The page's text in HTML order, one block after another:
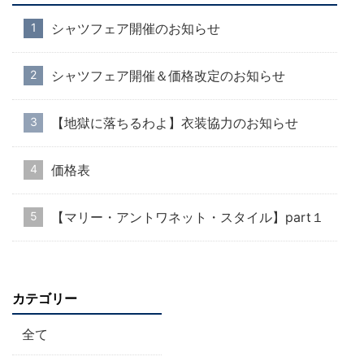
シャツフェア開催のお知らせ
シャツフェア開催＆価格改定のお知らせ
【地獄に落ちるわよ】衣装協力のお知らせ
価格表
【マリー・アントワネット・スタイル】part１
カテゴリー
全て